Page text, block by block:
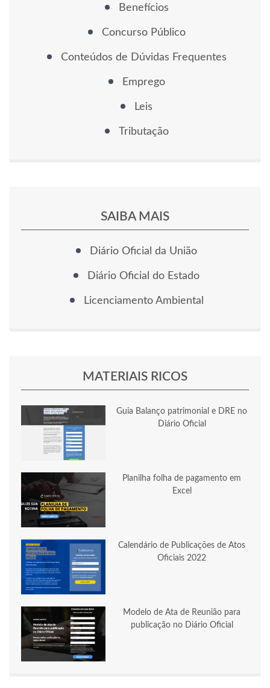
Benefícios
Concurso Público
Conteúdos de Dúvidas Frequentes
Emprego
Leis
Tributação
SAIBA MAIS
Diário Oficial da União
Diário Oficial do Estado
Licenciamento Ambiental
MATERIAIS RICOS
Guia Balanço patrimonial e DRE no
Diário Oficial
Planilha folha de pagamento em
Excel
Calendário de Publicações de Atos
Oficiais 2022
Modelo de Ata de Reunião para
publicação no Diário Oficial